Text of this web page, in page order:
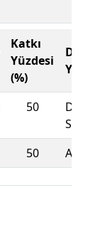
Katkı
Yüzdesi
(%)
50
Sınavı
50 Ara